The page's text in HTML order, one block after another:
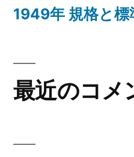
1949年 規格と
最近のコメ